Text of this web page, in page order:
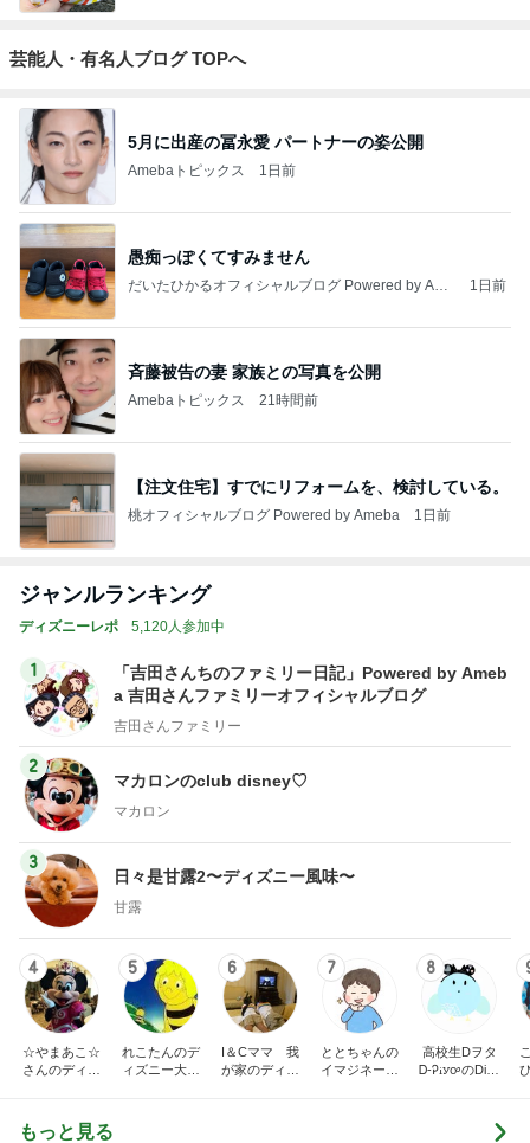
芸能人・有名人ブログ TOPへ
5月に出産の冨永愛 パートナーの姿公開
Amebaトピックス 1日前
愚痴っぽくてすみません
だいたひかるオフィシャルブログ Powered by Ame
1日前
斉藤被告の妻 家族との写真を公開
Amebaトピックス 21時間前
【注文住宅】すでにリフォームを、検討している。
桃オフィシャルブログ Powered by Ameba 1日前
ジャンルランキング
ディズニーレポ 5,120人参加中
1
「吉田さんちのファミリー日記」Powered by Ameb
a 吉田さんファミリーオフィシャルブログ
吉田さんファミリー
2
マカロンのclub disney♡
マカロン
3
日々是甘露2〜ディズニー風味〜
甘露
4
☆やまあこ☆
さんのディズ
5
れこたんのデ
ィズニー大好
6
I＆Cママ 我
が家のディズ
7
ととちゃんの
イマジネーシ
8
高校生Dヲタ
Ꭰ-ᎮꭵꭹꭴのDisn
もっと見る